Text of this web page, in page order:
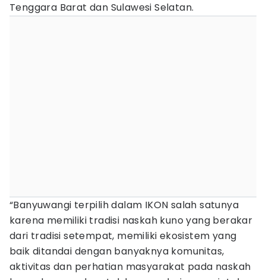
Tenggara Barat dan Sulawesi Selatan.
“Banyuwangi terpilih dalam IKON salah satunya
karena memiliki tradisi naskah kuno yang berakar
dari tradisi setempat, memiliki ekosistem yang
baik ditandai dengan banyaknya komunitas,
aktivitas dan perhatian masyarakat pada naskah